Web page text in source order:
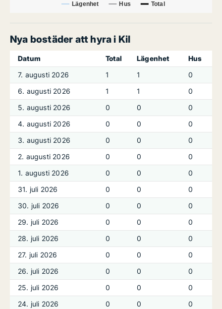
Lägenhet Hus Total
Nya bostäder att hyra i Kil
Datum Total Lägenhet
Hus
7. augusti 2026
1 1
0
6. augusti 2026
1 1
0
5. augusti 2026
0 0
0
4. augusti 2026
0 0
0
3. augusti 2026
0 0
0
2. augusti 2026
0 0
0
1. augusti 2026
0 0
0
31. juli 2026
0 0
0
30. juli 2026
0 0
0
29. juli 2026
0 0
0
28. juli 2026
0 0
0
27. juli 2026
0 0
0
26. juli 2026
0 0
0
25. juli 2026
0 0
0
24. juli 2026
0 0
0